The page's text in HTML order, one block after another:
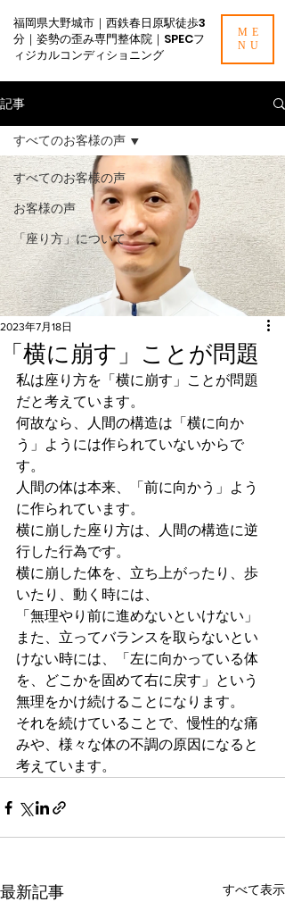
福岡県大野城市｜西鉄春日原駅徒歩3
分｜姿勢の歪み専門整体院｜SPECフ
ィジカルコンディショニング
ME
NU
記事
すべてのお客様の声
お客様の声
「座り方」について
すべてのお客様の声
「横に崩す」ことが問題
2023年7月18日
私は座り方を「横に崩す」ことが問題
だと考えています。
何故なら、人間の構造は「横に向か
う」ようには作られていないからで
す。
人間の体は本来、「前に向かう」よう
に作られています。
横に崩した座り方は、人間の構造に逆
行した行為です。
横に崩した体を、立ち上がったり、歩
いたり、動く時には、
「無理やり前に進めないといけない」
また、立ってバランスを取らないとい
けない時には、「左に向かっている体
を、どこかを固めて右に戻す」という
無理をかけ続けることになります。
それを続けていることで、慢性的な痛
みや、様々な体の不調の原因になると
考えています。
最新記事 すべて表示